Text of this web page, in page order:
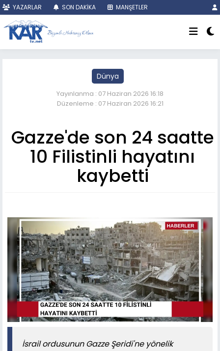
YAZARLAR SON DAKİKA MANŞETLER
Dünya
Yayınlanma : 07 Haziran 2026 16:18
Düzenleme : 07 Haziran 2026 16:21
Gazze'de son 24 saatte
10 Filistinli hayatını
kaybetti
İsrail ordusunun Gazze Şeridi'ne yönelik